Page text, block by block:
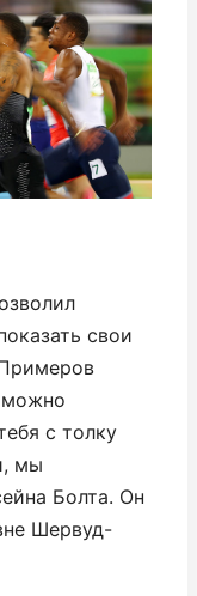
свои
можно
с толку
мы
Болта. Он
Шервуд-